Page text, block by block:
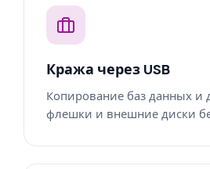
Кража через USB
Копирование баз данных и
флешки и внешние диски